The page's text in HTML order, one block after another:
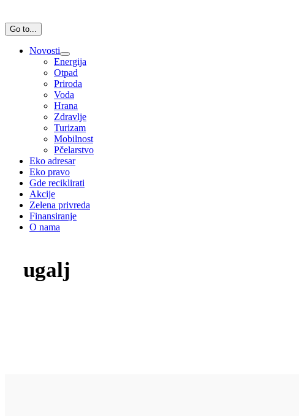
Go to...
Novosti
Energija
Otpad
Priroda
Voda
Hrana
Zdravlje
Turizam
Mobilnost
Pčelarstvo
Eko adresar
Eko pravo
Gde reciklirati
Akcije
Zelena privreda
Finansiranje
O nama
ugalj